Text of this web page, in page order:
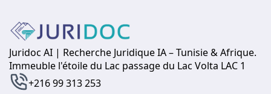
Juridoc AI | Recherche Juridique IA – Tunisie & Afrique.
Immeuble l'étoile du Lac passage du Lac Volta LAC 1
+216 99 313 253